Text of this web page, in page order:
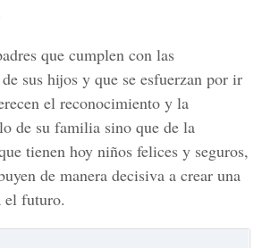
que cumplen con las
sus hijos y que se esfuerzan por ir
el reconocimiento y la
de su familia sino que de la
tienen hoy niños felices y seguros,
de manera decisiva a crear una
el futuro.